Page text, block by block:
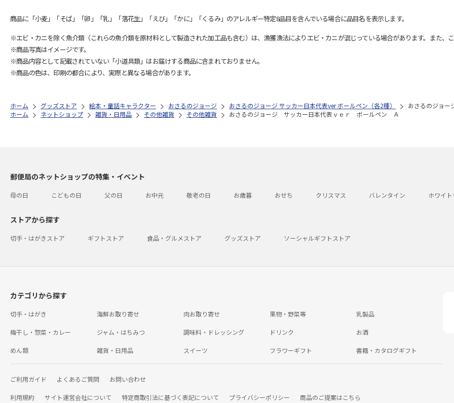
商品に「小麦」「そば」「卵」「乳」「落花生」「えび」「かに」「くるみ」のアレルギー特定8品目を含んでいる場合に品目名を表示します。
※エビ・カニを除く魚介類（これらの魚介類を原材料として製造された加工品も含む）は、漁獲漁法によりエビ・カニが混じっている場合があります。また、
※商品写真はイメージです。
※商品内容として記載されていない「小道具類」はお届けする商品に含まれておりません。
※商品の色は、印刷の都合により、実際と異なる場合があります。
ホーム グッズストア 絵本・童話キャラクター おさるのジョージ おさるのジョージ サッカー日本代表ver ボールペン（各2種）
おさるのジョ
ホーム
ネットショップ 雑貨・日用品 その他雑貨 その他雑貨 おさるのジョージ サッカー日本代表ｖｅｒ ボールペン Ａ
郵便局のネットショップの特集・イベント
母の日 こどもの日 父の日 お中元 敬老の日 お歳暮 おせち クリスマス バレンタイン ホワイ
ストアから探す
切手・はがきストア ギフトストア 食品・グルメストア グッズストア ソーシャルギフトストア
カテゴリから探す
切手・はがき 海鮮お取り寄せ 肉お取り寄せ 果物・野菜等 乳製品
梅干し・惣菜・カレー ジャム・はちみつ 調味料・ドレッシング ドリンク お酒
めん類 雑貨・日用品 スイーツ フラワーギフト 書籍・カタログギフト
ご利用ガイド よくあるご質問 お問い合わせ
利用規約 サイト運営会社について 特定商取引法に基づく表記について プライバシーポリシー 商品のご提案はこちら